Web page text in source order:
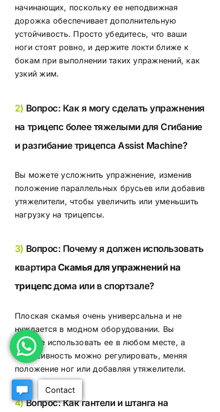
начинающих, поскольку ее неподвижная
дорожка обеспечивает дополнительную
устойчивость. Просто убедитесь, что ваши
ноги стоят ровно, и держите локти ближе к
бокам при выполнении таких упражнений, как
узкий жим.
2) Вопрос: Как я могу сделать упражнения
на трицепс более тяжелыми для Сгибание
и разгибание трицепса Assist Machine?
Вы можете усложнить упражнение, изменив
положение параллельных брусьев или добавив
утяжелители, чтобы увеличить или уменьшить
нагрузку на трицепсы.
3) Вопрос: Почему я должен использовать
квартираСкамья для упражнений на
трицепсдома или в спортзале?
Плоская скамья очень универсальна и не
нуждается в модном оборудовании. Вы
можете использовать ее в любом месте, а
интенсивность можно регулировать, меняя
положение ног или добавляя утяжелители.
4)Вопрос: Как гантели и штанга на